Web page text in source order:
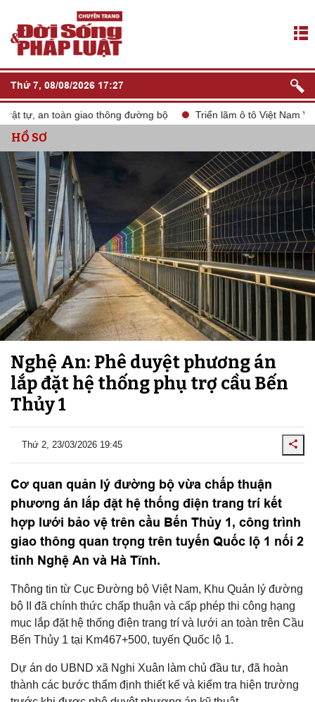
Thứ 7, 08/08/2026 17:27
tự, an toàn giao thông đường bộ Triển lãm ô tô Việt Nam VMS
HỒ SƠ
Nghệ An: Phê duyệt phương án
lắp đặt hệ thống phụ trợ cầu Bến
Thủy 1
Thứ 2, 23/03/2026 19:45
Cơ quan quản lý đường bộ vừa chấp thuận
phương án lắp đặt hệ thống điện trang trí kết
hợp lưới bảo vệ trên cầu Bến Thủy 1, công trình
giao thông quan trọng trên tuyến Quốc lộ 1 nối 2
tỉnh Nghệ An và Hà Tĩnh.
Thông tin từ Cục Đường bộ Việt Nam, Khu Quản lý đường
bộ II đã chính thức chấp thuận và cấp phép thi công hạng
mục lắp đặt hệ thống điện trang trí và lưới an toàn trên Cầu
Bến Thủy 1 tại Km467+500, tuyến Quốc lộ 1.
Dự án do UBND xã Nghi Xuân làm chủ đầu tư, đã hoàn
thành các bước thẩm định thiết kế và kiểm tra hiện trường